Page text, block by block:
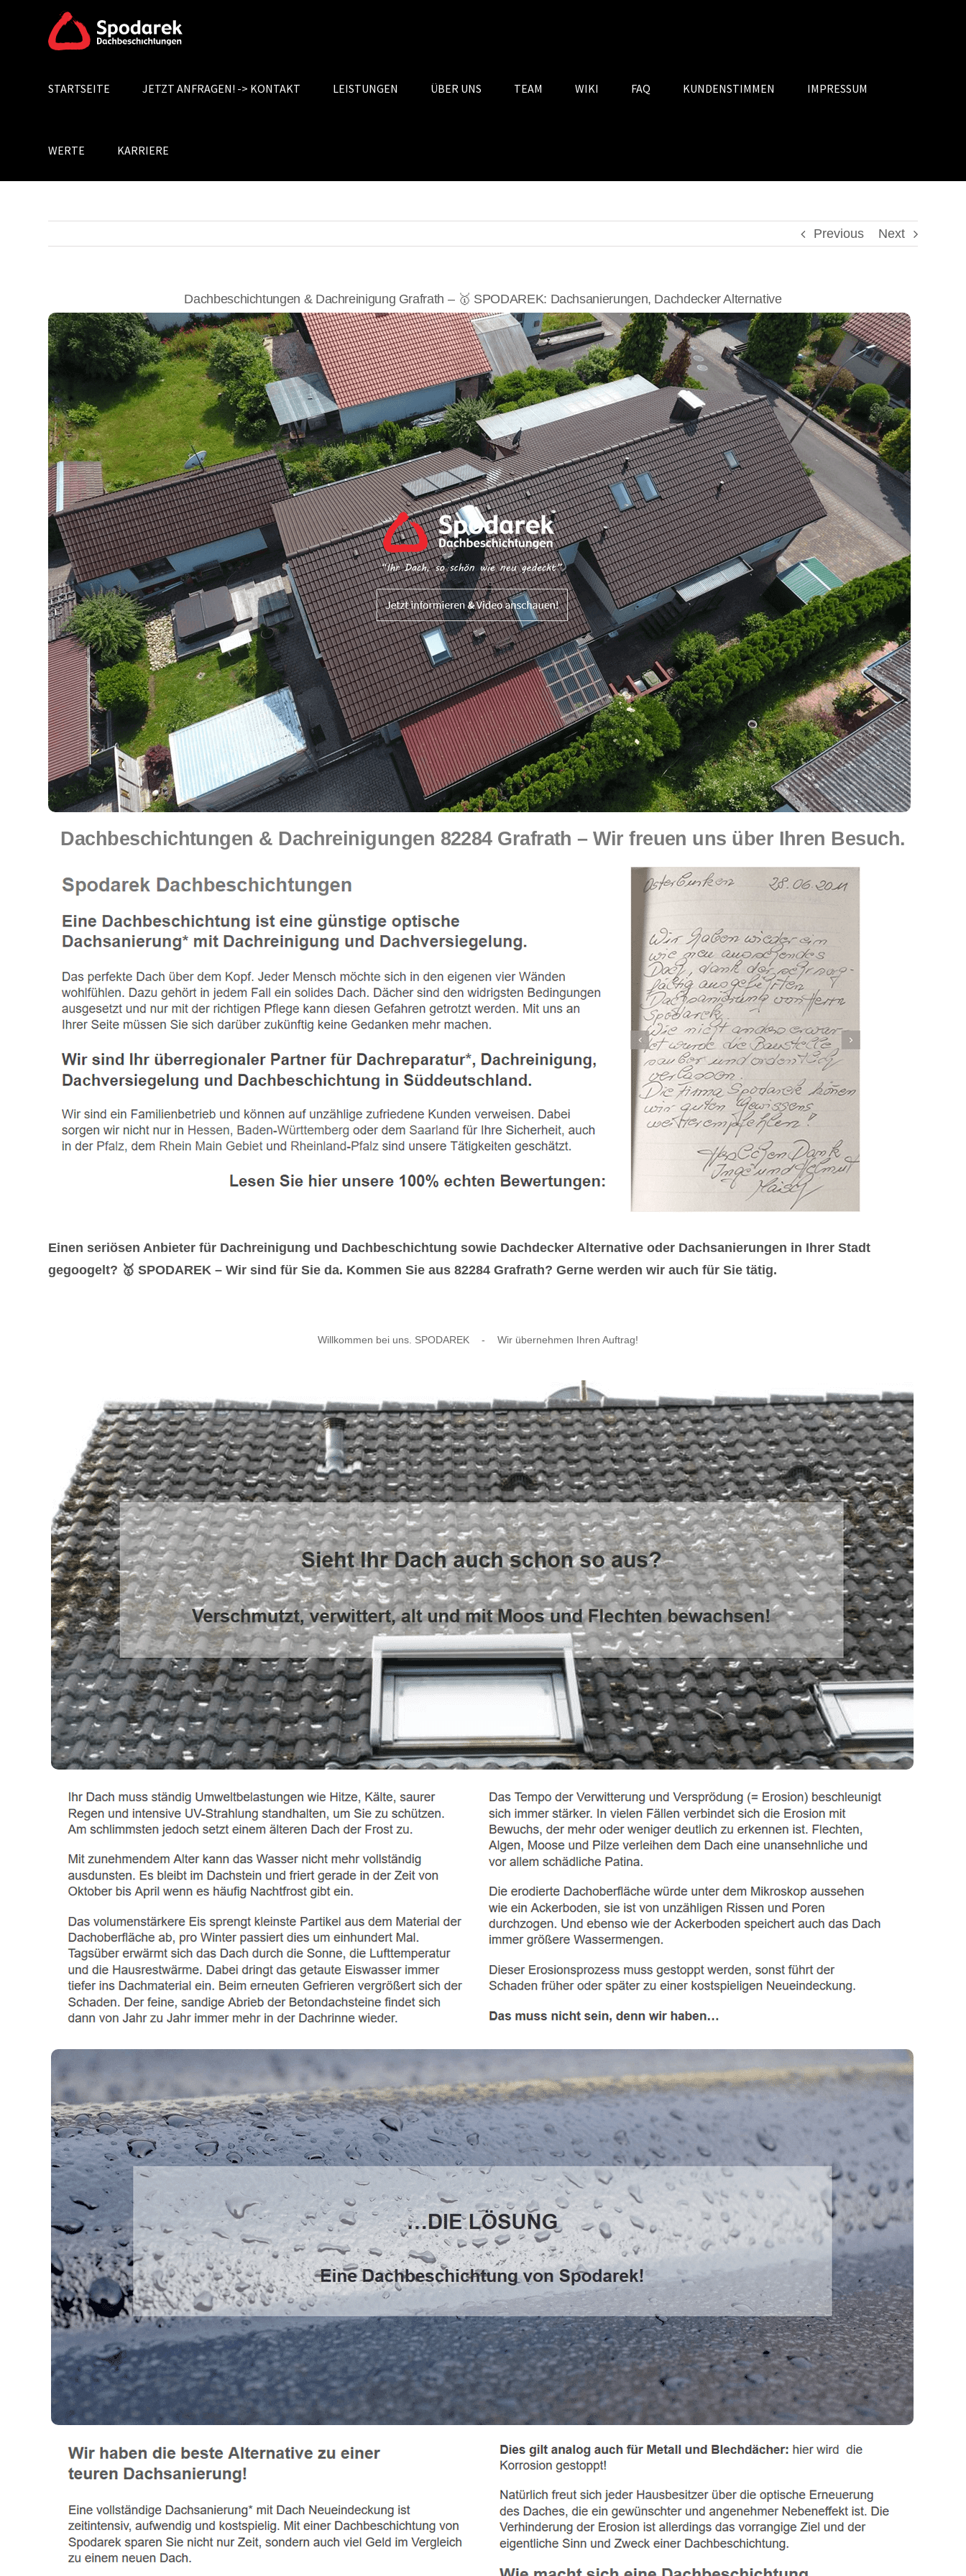
Search
STARTSEITE JETZT ANFRAGEN! -> KONTAKT LEISTUNGEN ÜBER UNS TEAM WIKI FAQ KUNDENSTIMMEN IMPRESSUM
WERTE KARRIERE
Previous Next
Dachbeschichtungen & Dachreinigung Grafrath – 🥇 SPODAREK: Dachsanierungen, Dachdecker Alternative
Dachbeschichtungen & Dachreinigungen 82284 Grafrath – Wir freuen uns über Ihren Besuch.
Einen seriösen Anbieter für Dachreinigung und Dachbeschichtung sowie Dachdecker Alternative oder Dachsanierungen in Ihrer Stadt
gegoogelt? 🥇 SPODAREK – Wir sind für Sie da. Kommen Sie aus 82284 Grafrath? Gerne werden wir auch für Sie tätig.
Willkommen bei uns. SPODAREK - Wir übernehmen Ihren Auftrag!